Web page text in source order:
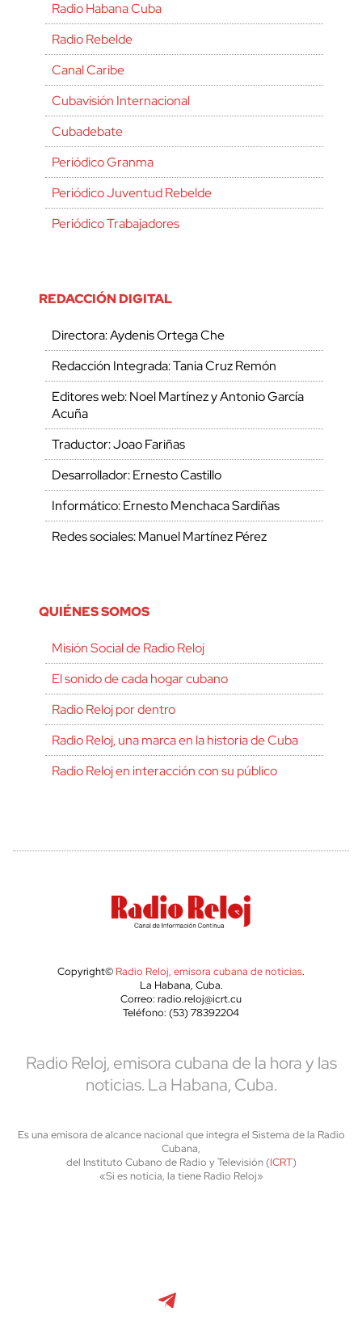
Radio Habana Cuba
Radio Rebelde
Canal Caribe
Cubavisión Internacional
Cubadebate
Periódico Granma
Periódico Juventud Rebelde
Periódico Trabajadores
REDACCIÓN DIGITAL
Directora: Aydenis Ortega Che
Redacción Integrada: Tania Cruz Remón
Editores web: Noel Martínez y Antonio García
Acuña
Traductor: Joao Fariñas
Desarrollador: Ernesto Castillo
Informático: Ernesto Menchaca Sardiñas
Redes sociales: Manuel Martínez Pérez
QUIÉNES SOMOS
Misión Social de Radio Reloj
El sonido de cada hogar cubano
Radio Reloj por dentro
Radio Reloj, una marca en la historia de Cuba
Radio Reloj en interacción con su público
Copyright© Radio Reloj, emisora cubana de noticias.
La Habana, Cuba.
Correo: radio.reloj@icrt.cu
Teléfono: (53) 78392204
Radio Reloj, emisora cubana de la hora y las
noticias. La Habana, Cuba.
Es una emisora de alcance nacional que integra el Sistema de la Radio
Cubana,
del Instituto Cubano de Radio y Televisión (ICRT)
«Si es noticia, la tiene Radio Reloj»